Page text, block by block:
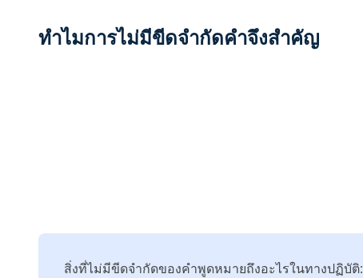
ทำไมการไม่มีขีดจำกัดคำจึงสำคัญ
สิ่งที่ไม่มีขีดจำกัดของคำพูดหมายถึงอะไรในทางปฏิบัติ: